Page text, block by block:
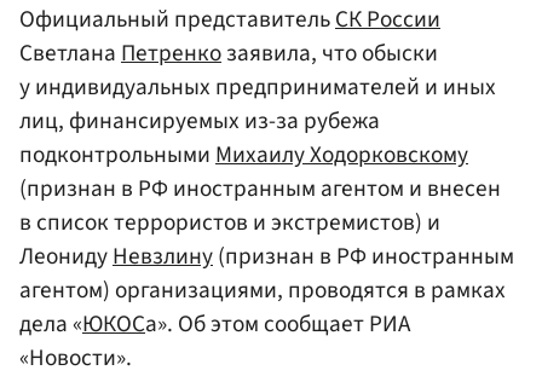
Официальный представительСК России
СветланаПетренкозаявила, что обыски
у индивидуальных предпринимателей и иных
лиц, финансируемых из-за рубежа
подконтрольнымиМихаилу Ходорковскому
(признан в РФ иностранным агентом и внесен
в список террористов и экстремистов) и
ЛеонидуНевзлину(признан в РФ иностранным
агентом) организациями, проводятся в рамках
дела «ЮКОСа». Об этом сообщает РИА
«Новости».